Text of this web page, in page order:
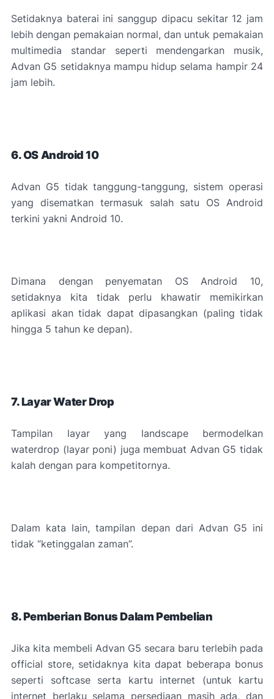
Setidaknya baterai ini sanggup dipacu sekitar 12 jam
lebih dengan pemakaian normal, dan untuk pemakaian
multimedia standar seperti mendengarkan musik,
Advan G5 setidaknya mampu hidup selama hampir 24
jam lebih.
6. OS Android 10
Advan G5 tidak tanggung-tanggung, sistem operasi
yang disematkan termasuk salah satu OS Android
terkini yakni Android 10.
Dimana dengan penyematan OS Android 10,
setidaknya kita tidak perlu khawatir memikirkan
aplikasi akan tidak dapat dipasangkan (paling tidak
hingga 5 tahun ke depan).
7. Layar Water Drop
Tampilan layar yang landscape bermodelkan
waterdrop (layar poni) juga membuat Advan G5 tidak
kalah dengan para kompetitornya.
Dalam kata lain, tampilan depan dari Advan G5 ini
tidak “ketinggalan zaman”.
8. Pemberian Bonus Dalam Pembelian
Jika kita membeli Advan G5 secara baru terlebih pada
official store, setidaknya kita dapat beberapa bonus
seperti softcase serta kartu internet (untuk kartu
internet berlaku selama persediaan masih ada, dan